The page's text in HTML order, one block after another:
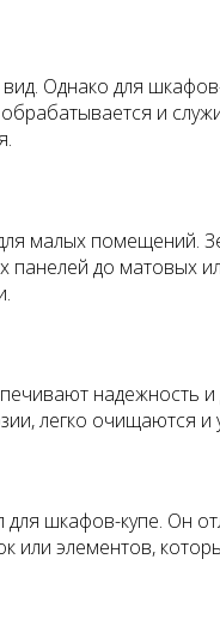
Однако для
и
малых помещений.
до матовых
надежность
легко очищаются
шкафов-купе. Он
или элементов,